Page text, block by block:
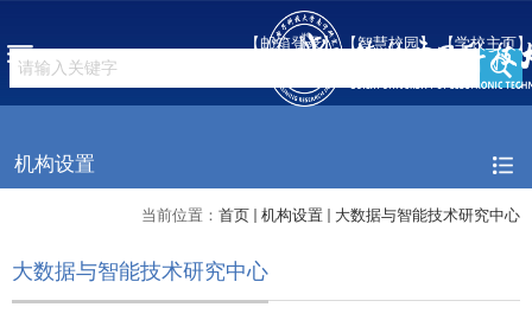
【邮箱登录】 【智慧校园】 【学校主页】
机构设置
当前位置： 首页 机构设置 大数据与智能技术研究中心
大数据与智能技术研究中心